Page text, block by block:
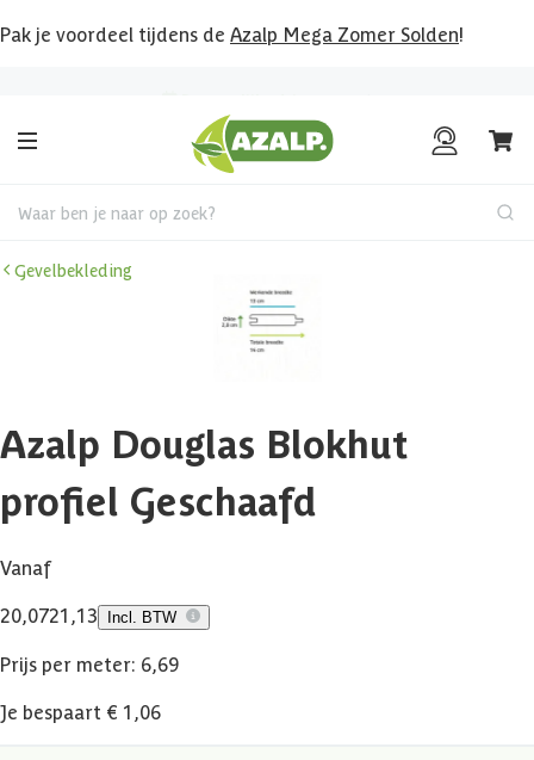
Pak je voordeel tijdens de Azalp Mega Zomer Solden!
Waar ben je naar op zoek?
Gevelbekleding
Azalp Douglas Blokhut
profiel Geschaafd
Vanaf
20,0721,13 Incl. BTW
Prijs per meter: 6,69
Je bespaart € 1,06